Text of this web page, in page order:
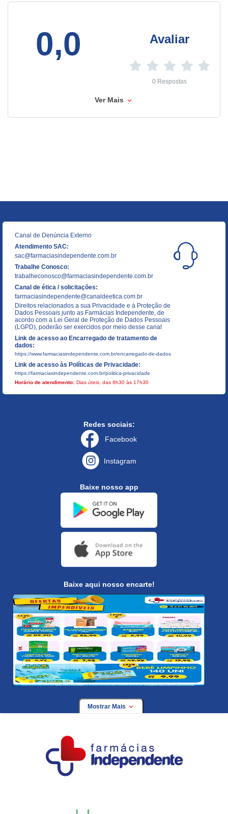
0,0 Avaliar
0 Respostas
Ver Mais
Canal de Denúncia Externo
Atendimento SAC:
sac@farmaciasindependente.com.br
Trabalhe Conosco:
trabalheconosco@farmaciasindependente.com.br
Canal de ética / solicitações:
farmaciasindependente@canaldeetica.com.br
Direitos relacionados a sua Privacidade e à Proteção de
Dados Pessoais junto as Farmácias Independente, de
acordo com a Lei Geral de Proteção de Dados Pessoais
(LGPD), poderão ser exercidos por meio desse canal
Link de acesso ao Encarregado de tratamento de
dados:
https://www.farmaciasindependente.com.br/encarregado-de-dados
Link de acesso às Políticas de Privacidade:
https://farmaciasindependente.com.br/politica-privacidade
Horário de atendimento: Dias úteis, das 8h30 às 17h30
Redes sociais:
Facebook
Instagram
Baixe nosso app
Baixe aqui nosso encarte!
Mostrar Mais